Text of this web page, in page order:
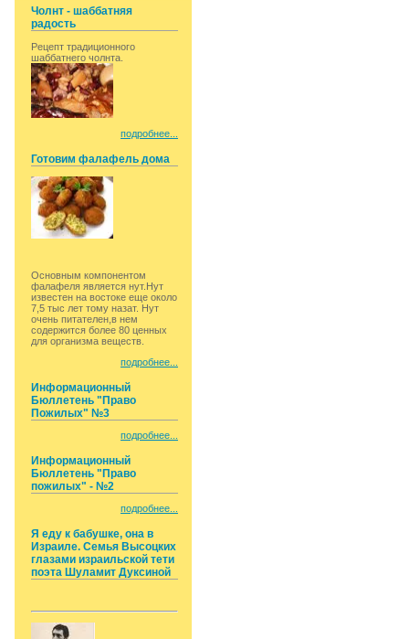
Чолнт - шаббатняя
радость
Рецепт традиционного
шаббатнего чолнта.
подробнее...
Готовим фалафель дома
Основным компонентом
фалафеля является нут.Нут
известен на востоке еще около
7,5 тыс лет тому назат. Нут
очень питателен,в нем
содержится более 80 ценных
для организма веществ.
подробнее...
Информационный
Бюллетень "Право
Пожилых" №3
подробнее...
Информационный
Бюллетень "Право
пожилых" - №2
подробнее...
Я еду к бабушке, она в
Израиле. Семья Высоцких
глазами израильской тети
поэта Шуламит Дуксиной